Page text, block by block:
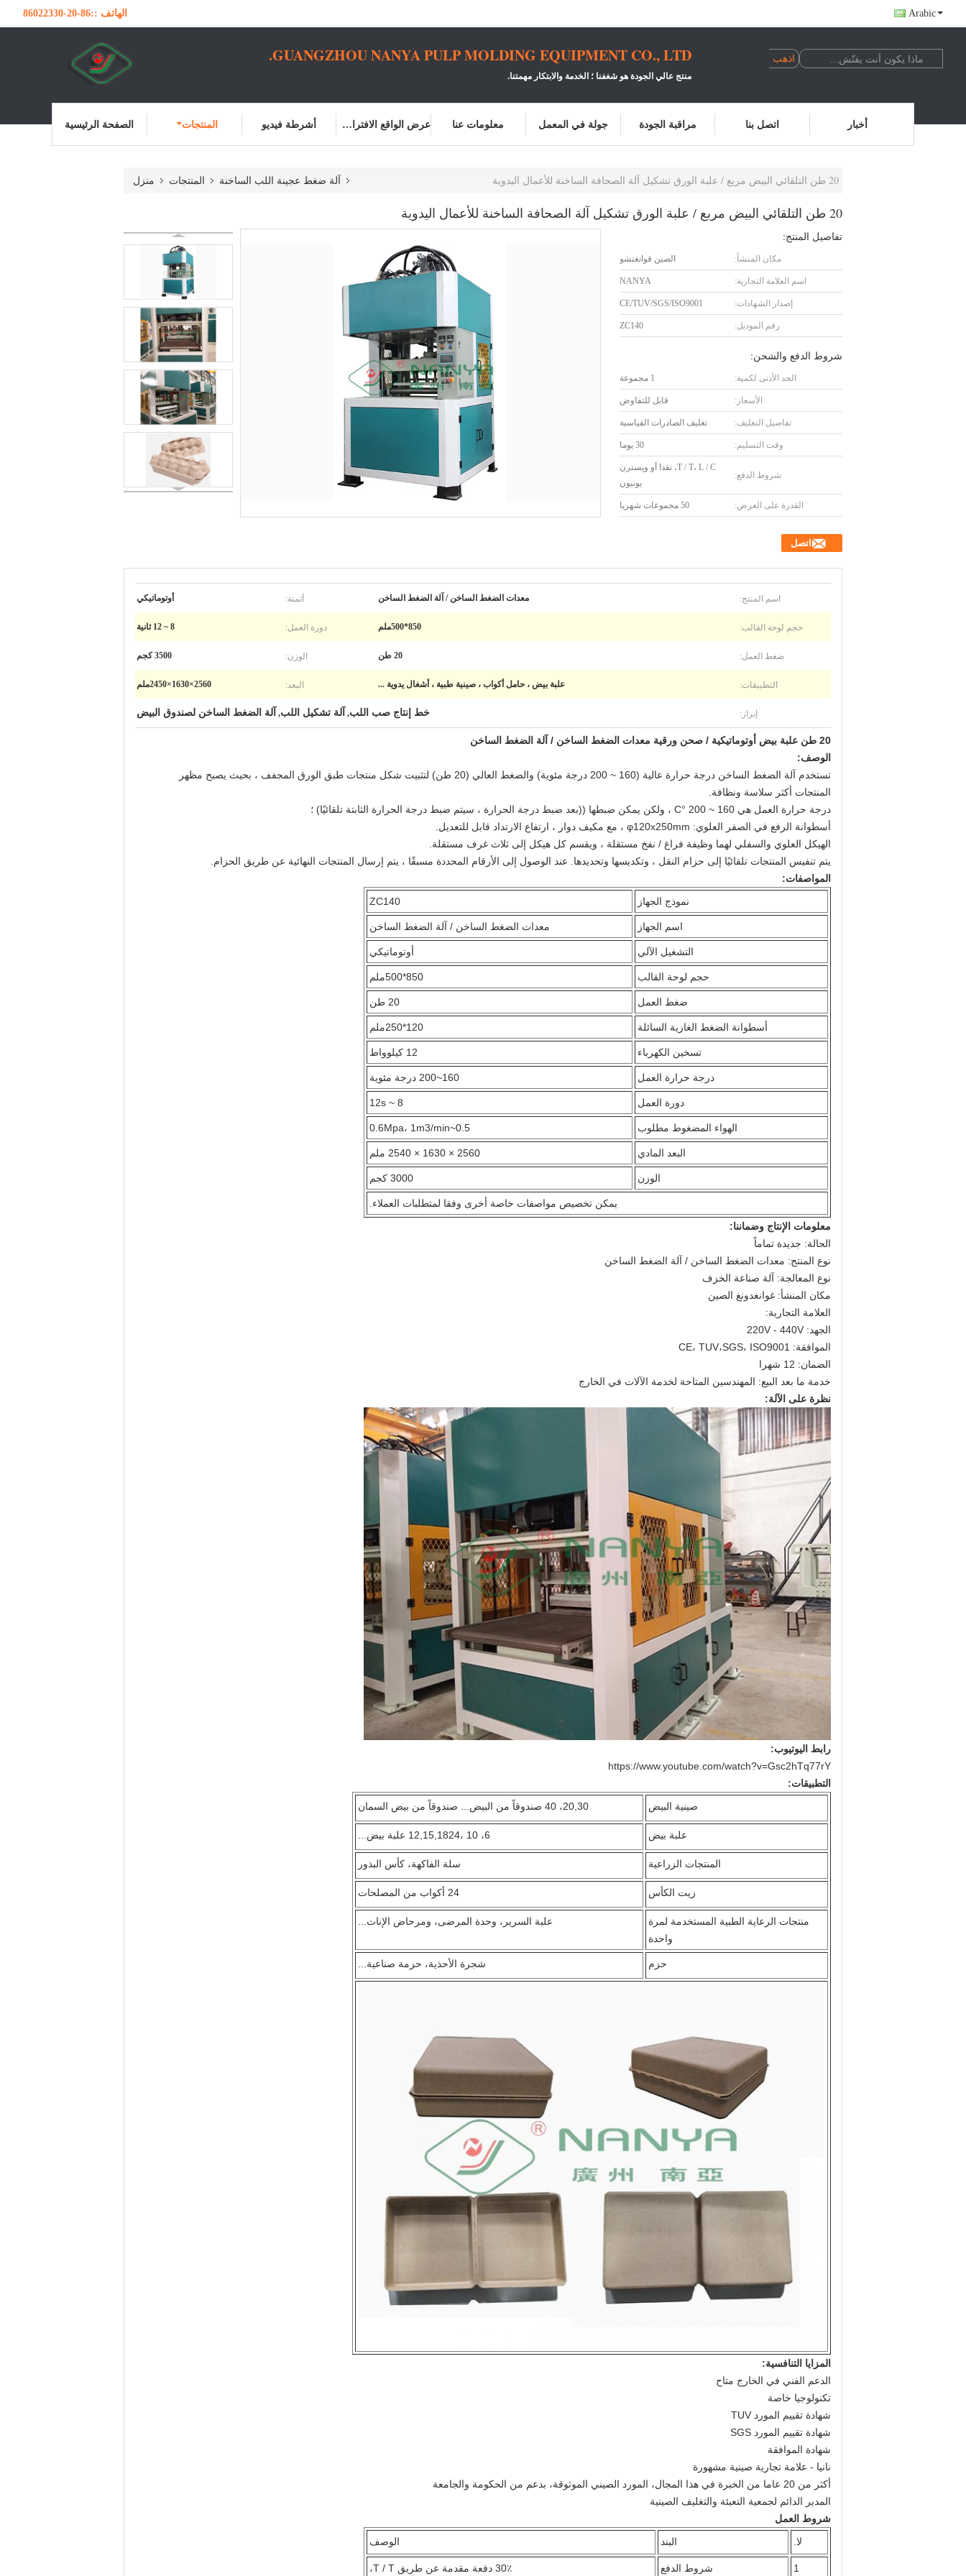
الهاتف ::86-20-86022330 Arabic
GUANGZHOU NANYA PULP MOLDING EQUIPMENT CO., LTD.
منتج عالي الجودة هو شغفنا ؛ الخدمة والابتكار مهمتنا.
الصفحة الرئيسية المنتجات أشرطة فيديو عرض الواقع الافتراضي معلومات عنا جولة في المعمل مراقبة الجودة اتصل بنا أخبار
منزل المنتجات آلة ضغط عجينة اللب الساخنة 20 طن التلقائي البيض مربع / علبة الورق تشكيل آلة الصحافة الساخنة للأعمال اليدوية
20 طن التلقائي البيض مربع / علبة الورق تشكيل آلة الصحافة الساخنة للأعمال اليدوية
تفاصيل المنتج:
مكان المنشأ: الصين قوانغتشو
اسم العلامة التجارية: NANYA
إصدار الشهادات: CE/TUV/SGS/ISO9001
رقم الموديل: ZC140
شروط الدفع والشحن:
الحد الأدنى لكمية: 1 مجموعة
الأسعار: قابل للتفاوض
تفاصيل التغليف: تغليف الصادرات القياسية
وقت التسليم: 30 يوما
شروط الدفع:
T / T، L / C، نقدا أو ويسترن
يونيون
القدرة على العرض: 50 مجموعات شهريا
اتصل
اسم المنتج: معدات الضغط الساخن / آلة الضغط الساخن أتمتة: أوتوماتيكي
حجم لوحة القالب: 850*500ملم دورة العمل: 8 ~ 12 ثانية
ضغط العمل: 20 طن الوزن: 3500 كجم
التطبيقات: علبة بيض ، حامل أكواب ، صينية طبية ، أشغال يدوية ... البعد: 2560×1630×2450ملم
إبراز: خط إنتاج صب اللب, آلة تشكيل اللب, آلة الضغط الساخن لصندوق البيض
20 طن علبة بيض أوتوماتيكية / صحن ورقية معدات الضغط الساخن / آلة الضغط الساخن
الوصف:
تستخدم آلة الضغط الساخن درجة حرارة عالية (160 ~ 200 درجة مئوية) والضغط العالي (20 طن) لتثبيت شكل منتجات طبق الورق المجفف ، بحيث يصبح مظهر
المنتجات أكثر سلاسة ونظافة.
درجة حرارة العمل هي 160 ~ 200 °C ، ولكن يمكن ضبطها ((بعد ضبط درجة الحرارة ، سيتم ضبط درجة الحرارة الثابتة تلقائيًا) ؛
أسطوانة الرفع في الصفر العلوي: φ120x250mm ، مع مكيف دوار ، ارتفاع الارتداد قابل للتعديل.
الهيكل العلوي والسفلي لهما وظيفة فراغ / نفخ مستقلة ، ويقسم كل هيكل إلى ثلاث غرف مستقلة.
يتم تنفيس المنتجات تلقائيًا إلى حزام النقل ، وتكديسها وتحديدها. عند الوصول إلى الأرقام المحددة مسبقًا ، يتم إرسال المنتجات النهائية عن طريق الحزام.
المواصفات:
نموذج الجهاز
ZC140
اسم الجهاز معدات الضغط الساخن / آلة الضغط الساخن
التشغيل الآلي أوتوماتيكي
حجم لوحة القالب 850*500ملم
ضغط العمل 20 طن
أسطوانة الضغط الغازية السائلة 120*250ملم
تسخين الكهرباء 12 كيلوواط
درجة حرارة العمل 160~200 درجة مئوية
دورة العمل 8 ~ 12s
الهواء المضغوط مطلوب 0.5~0.6Mpa، 1m3/min
البعد المادي 2560 × 1630 × 2540 ملم
الوزن 3000 كجم
يمكن تخصيص مواصفات خاصة أخرى وفقا لمتطلبات العملاء.
معلومات الإنتاج وضماننا:
الحالة: جديدة تماماً
نوع المنتج: معدات الضغط الساخن / آلة الضغط الساخن
نوع المعالجة: آلة صناعة الخزف
مكان المنشأ: غوانغدونغ الصين
العلامة التجارية:
الجهد: 220V - 440V
الموافقة: CE، TUV،SGS، ISO9001
الضمان: 12 شهرا
خدمة ما بعد البيع: المهندسين المتاحة لخدمة الآلات في الخارج
نظرة على الآلة:
رابط اليوتيوب:
https://www.youtube.com/watch?v=Gsc2hTq77rY
التطبيقات:
صينية البيض
20,30، 40 صندوقاً من البيض... صندوقاً من بيض السمان
علبة بيض 6، 10 ،12,15,1824 علبة بيض...
المنتجات الزراعية سلة الفاكهة، كأس البذور
زيت الكأس 24 أكواب من المصلحات
منتجات الرعاية الطبية المستخدمة لمرة
واحدة
علبة السرير، وحدة المرضى، ومرحاض الإناث...
حزم شجرة الأحذية، حزمة صناعية...
المزايا التنافسية:
الدعم الفني في الخارج متاح
تكنولوجيا خاصة
شهادة تقييم المورد TUV
شهادة تقييم المورد SGS
شهادة الموافقة
نانيا - علامة تجارية صينية مشهورة
أكثر من 20 عاما من الخبرة في هذا المجال، المورد الصيني الموثوقة، بدعم من الحكومة والجامعة
المدير الدائم لجمعية التعبئة والتغليف الصينية
شروط العمل
لا.
البند الوصف
1 شروط الدفع 30٪ دفعة مقدمة عن طريق T / T،